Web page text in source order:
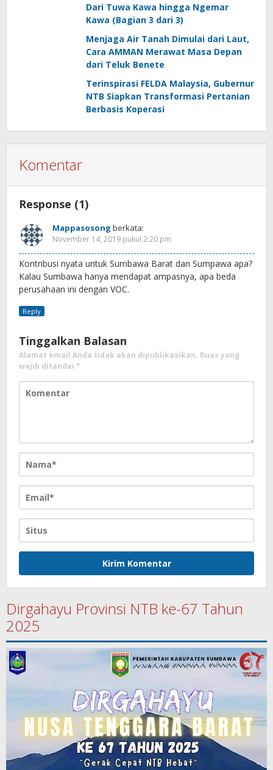
Dari Tuwa Kawa hingga Ngemar
Kawa (Bagian 3 dari 3)
Menjaga Air Tanah Dimulai dari Laut,
Cara AMMAN Merawat Masa Depan
dari Teluk Benete
Terinspirasi FELDA Malaysia, Gubernur
NTB Siapkan Transformasi Pertanian
Berbasis Koperasi
Komentar
Response (1)
Mappasosong berkata:
November 14, 2019 pukul 2:20 pm
Kontribusi nyata untuk Sumbawa Barat dan Sumpawa apa?
Kalau Sumbawa hanya mendapat ampasnya, apa beda
perusahaan ini dengan VOC.
Reply
Tinggalkan Balasan
Alamat email Anda tidak akan dipublikasikan. Ruas yang
wajib ditandai *
Dirgahayu Provinsi NTB ke-67 Tahun
2025